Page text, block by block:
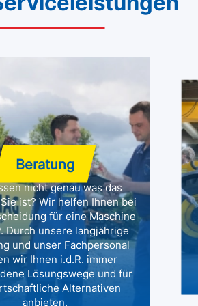
Beratung
nicht genau was das
ist? Wir helfen Ihnen bei
für eine Maschine
Durch unsere langjährige
und unser Fachpersonal
wir Ihnen i.d.R. immer
Lösungswege und für
Alternativen
anbieten.